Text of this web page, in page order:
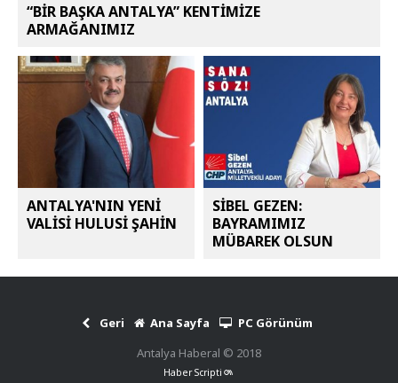
“BİR BAŞKA ANTALYA” KENTİMİZE
ARMAĞANIMIZ
ANTALYA'NIN YENİ
VALİSİ HULUSİ ŞAHİN
SİBEL GEZEN:
BAYRAMIMIZ
MÜBAREK OLSUN
Geri Ana Sayfa
PC Görünüm
Antalya Haberal © 2018
Haber Scripti